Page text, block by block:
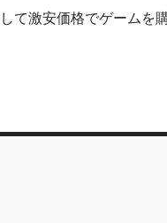
て激安価格でゲームを